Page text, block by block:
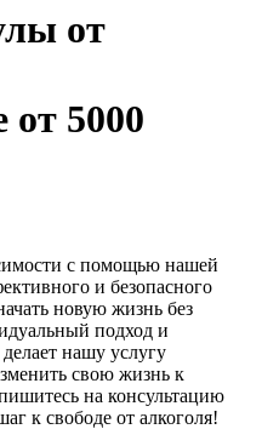
от
от 5000
с помощью нашей
и безопасного
новую жизнь без
подход и
нашу услугу
свою жизнь к
на консультацию
к свободе от алкоголя!